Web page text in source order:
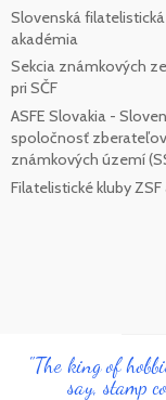
Slovenská filatelistická
akadémia
Sekcia známkových
pri SČF
ASFE Slovakia -
spoločnosť zberateľov
známkových území
Filatelistické kluby ZSF
"The king of
say, stamp